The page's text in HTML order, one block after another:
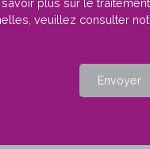
veuillez consulter
Envoyer